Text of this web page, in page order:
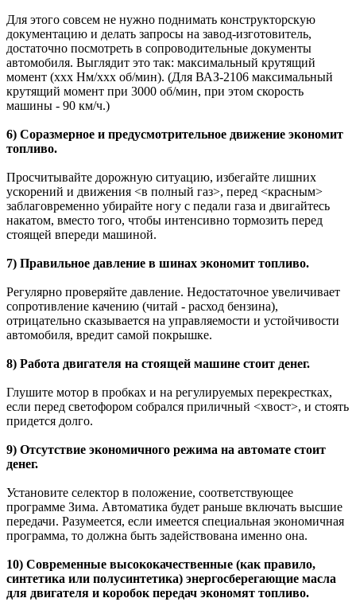
Для этого совсем не нужно поднимать конструкторскую
документацию и делать запросы на завод-изготовитель,
достаточно посмотреть в сопроводительные документы
автомобиля. Выглядит это так: максимальный крутящий
момент (ххх Нм/ххх об/мин). (Для ВАЗ-2106 максимальный
крутящий момент при 3000 об/мин, при этом скорость
машины - 90 км/ч.)
6) Соразмерное и предусмотрительное движение экономит
топливо.
Просчитывайте дорожную ситуацию, избегайте лишних
ускорений и движения <в полный газ>, перед <красным>
заблаговременно убирайте ногу с педали газа и двигайтесь
накатом, вместо того, чтобы интенсивно тормозить перед
стоящей впереди машиной.
7) Правильное давление в шинах экономит топливо.
Регулярно проверяйте давление. Недостаточное увеличивает
сопротивление качению (читай - расход бензина),
отрицательно сказывается на управляемости и устойчивости
автомобиля, вредит самой покрышке.
8) Работа двигателя на стоящей машине стоит денег.
Глушите мотор в пробках и на регулируемых перекрестках,
если перед светофором собрался приличный <хвост>, и стоять
придется долго.
9) Отсутствие экономичного режима на автомате стоит
денег.
Установите селектор в положение, соответствующее
программе Зима. Автоматика будет раньше включать высшие
передачи. Разумеется, если имеется специальная экономичная
программа, то должна быть задействована именно она.
10) Современные высококачественные (как правило,
синтетика или полусинтетика) энергосберегающие масла
для двигателя и коробок передач экономят топливо.